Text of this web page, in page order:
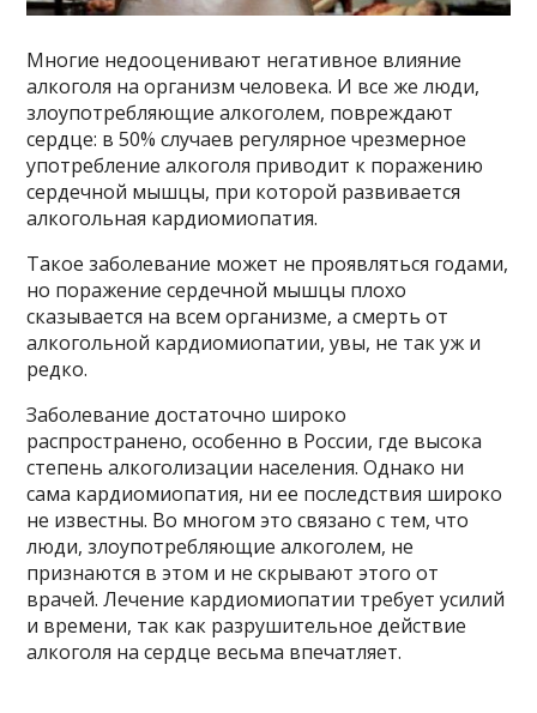
Многие недооценивают негативное влияние
алкоголя на организм человека. И все же люди,
злоупотребляющие алкоголем, повреждают
сердце: в 50% случаев регулярное чрезмерное
употребление алкоголя приводит к поражению
сердечной мышцы, при которой развивается
алкогольная кардиомиопатия.
Такое заболевание может не проявляться годами,
но поражение сердечной мышцы плохо
сказывается на всем организме, а смерть от
алкогольной кардиомиопатии, увы, не так уж и
редко.
Заболевание достаточно широко
распространено, особенно в России, где высока
степень алкоголизации населения. Однако ни
сама кардиомиопатия, ни ее последствия широко
не известны. Во многом это связано с тем, что
люди, злоупотребляющие алкоголем, не
признаются в этом и не скрывают этого от
врачей. Лечение кардиомиопатии требует усилий
и времени, так как разрушительное действие
алкоголя на сердце весьма впечатляет.